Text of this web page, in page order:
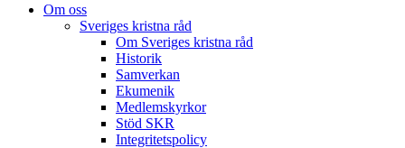
Om oss
Sveriges kristna råd
Om Sveriges kristna råd
Historik
Samverkan
Ekumenik
Medlemskyrkor
Stöd SKR
Integritetspolicy